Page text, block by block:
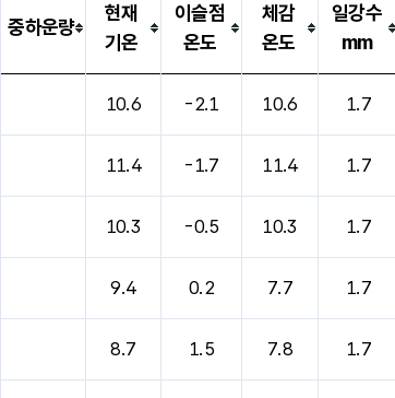
중하운량
현재
기온
이슬점
온도
체감
온도
일강수
mm
10.6 -2.1 10.6 1.7
11.4 -1.7 11.4 1.7
10.3 -0.5 10.3 1.7
9.4 0.2 7.7 1.7
8.7 1.5 7.8 1.7